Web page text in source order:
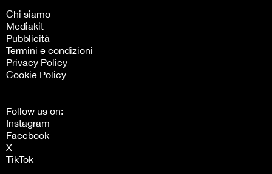
Chi siamo
Mediakit
Pubblicità
Termini e condizioni
Privacy Policy
Cookie Policy
Follow us on:
Instagram
Facebook
X
TikTok